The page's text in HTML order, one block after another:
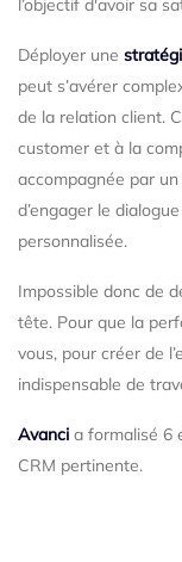
l’objectif d'avoir sa
Déployer une
peut s’avérer
de la relation client.
customer et à la
accompagnée par
d’engager le
personnalisée.
Impossible donc de
tête. Pour que la
vous, pour créer de
indispensable de
Avanci a formalisé 6
CRM pertinente.